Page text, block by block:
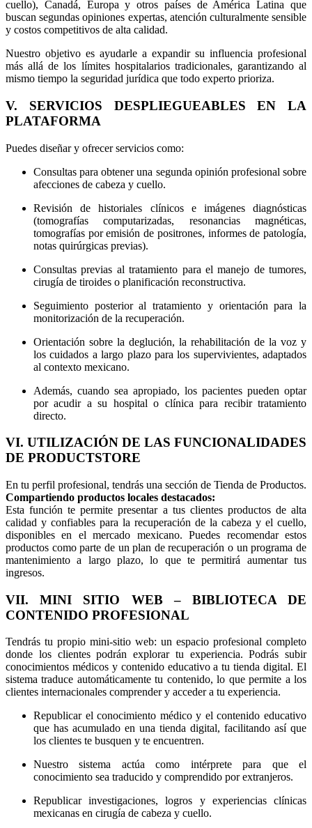
cuello), Canadá, Europa y otros países de América Latina que
buscan segundas opiniones expertas, atención culturalmente sensible
y costos competitivos de alta calidad.
Nuestro objetivo es ayudarle a expandir su influencia profesional
más allá de los límites hospitalarios tradicionales, garantizando al
mismo tiempo la seguridad jurídica que todo experto prioriza.
V. SERVICIOS DESPLIEGUEABLES EN LA
PLATAFORMA
Puedes diseñar y ofrecer servicios como:
Consultas para obtener una segunda opinión profesional sobre
afecciones de cabeza y cuello.
Revisión de historiales clínicos e imágenes diagnósticas
(tomografías computarizadas, resonancias magnéticas,
tomografías por emisión de positrones, informes de patología,
notas quirúrgicas previas).
Consultas previas al tratamiento para el manejo de tumores,
cirugía de tiroides o planificación reconstructiva.
Seguimiento posterior al tratamiento y orientación para la
monitorización de la recuperación.
Orientación sobre la deglución, la rehabilitación de la voz y
los cuidados a largo plazo para los supervivientes, adaptados
al contexto mexicano.
Además, cuando sea apropiado, los pacientes pueden optar
por acudir a su hospital o clínica para recibir tratamiento
directo.
VI. UTILIZACIÓN DE LAS FUNCIONALIDADES
DE PRODUCTSTORE
En tu perfil profesional, tendrás una sección de Tienda de Productos.
Compartiendo productos locales destacados:
Esta función te permite presentar a tus clientes productos de alta
calidad y confiables para la recuperación de la cabeza y el cuello,
disponibles en el mercado mexicano. Puedes recomendar estos
productos como parte de un plan de recuperación o un programa de
mantenimiento a largo plazo, lo que te permitirá aumentar tus
ingresos.
VII. MINI SITIO WEB – BIBLIOTECA DE
CONTENIDO PROFESIONAL
Tendrás tu propio mini-sitio web: un espacio profesional completo
donde los clientes podrán explorar tu experiencia. Podrás subir
conocimientos médicos y contenido educativo a tu tienda digital. El
sistema traduce automáticamente tu contenido, lo que permite a los
clientes internacionales comprender y acceder a tu experiencia.
Republicar el conocimiento médico y el contenido educativo
que has acumulado en una tienda digital, facilitando así que
los clientes te busquen y te encuentren.
Nuestro sistema actúa como intérprete para que el
conocimiento sea traducido y comprendido por extranjeros.
Republicar investigaciones, logros y experiencias clínicas
mexicanas en cirugía de cabeza y cuello.